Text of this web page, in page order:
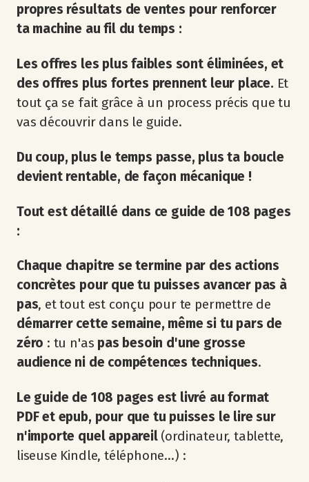
propres résultats de ventes pour renforcer
ta machine au fil du temps :
Les offres les plus faibles sont éliminées, et
des offres plus fortes prennent leur place. Et
tout ça se fait grâce à un process précis que tu
vas découvrir dans le guide.
Du coup, plus le temps passe, plus ta boucle
devient rentable, de façon mécanique !
Tout est détaillé dans ce guide de 108 pages
:
Chaque chapitre se termine par des actions
concrètes pour que tu puisses avancer pas à
pas, et tout est conçu pour te permettre de
démarrer cette semaine, même si tu pars de
zéro : tu n'as pas besoin d'une grosse
audience ni de compétences techniques.
Le guide de 108 pages est livré au format
PDF et epub, pour que tu puisses le lire sur
n'importe quel appareil (ordinateur, tablette,
liseuse Kindle, téléphone…) :